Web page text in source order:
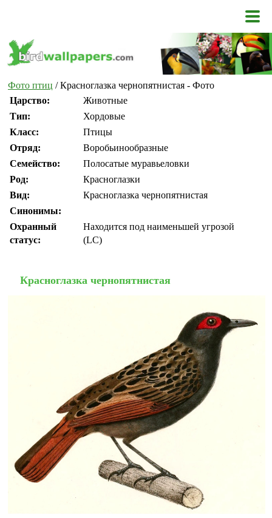
Фото птиц / Красноглазка чернопятнистая - Фото
Царство:
Животные
Тип:
Хордовые
Класс:
Птицы
Отряд:
Воробьинообразные
Семейство:
Полосатые муравьеловки
Род:
Красноглазки
Вид:
Красноглазка чернопятнистая
Синонимы:
Охранный
статус:
Находится под наименьшей угрозой
(LC)
Красноглазка чернопятнистая